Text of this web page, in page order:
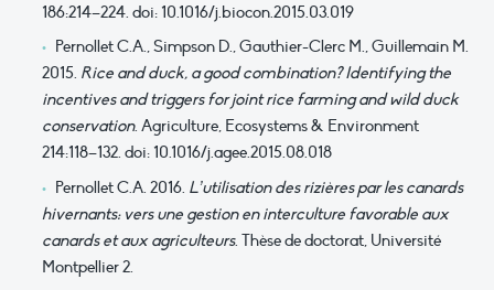
186:214–224. doi: 10.1016/j.biocon.2015.03.019
Pernollet C.A., Simpson D., Gauthier-Clerc M., Guillemain M.
2015. Rice and duck, a good combination? Identifying the
incentives and triggers for joint rice farming and wild duck
conservation. Agriculture, Ecosystems & Environment
214:118–132. doi: 10.1016/j.agee.2015.08.018
Pernollet C.A. 2016. L’utilisation des rizières par les canards
hivernants: vers une gestion en interculture favorable aux
canards et aux agriculteurs. Thèse de doctorat, Université
Montpellier 2.